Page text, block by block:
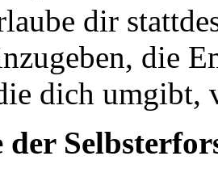
dir
die
dich umgibt,
der